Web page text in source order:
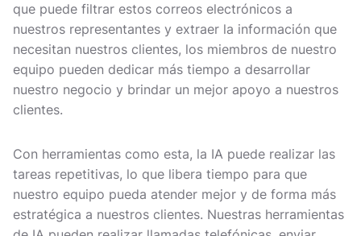
que puede filtrar estos correos electrónicos a
nuestros representantes y extraer la información que
necesitan nuestros clientes, los miembros de nuestro
equipo pueden dedicar más tiempo a desarrollar
nuestro negocio y brindar un mejor apoyo a nuestros
clientes.
Con herramientas como esta, la IA puede realizar las
tareas repetitivas, lo que libera tiempo para que
nuestro equipo pueda atender mejor y de forma más
estratégica a nuestros clientes. Nuestras herramientas